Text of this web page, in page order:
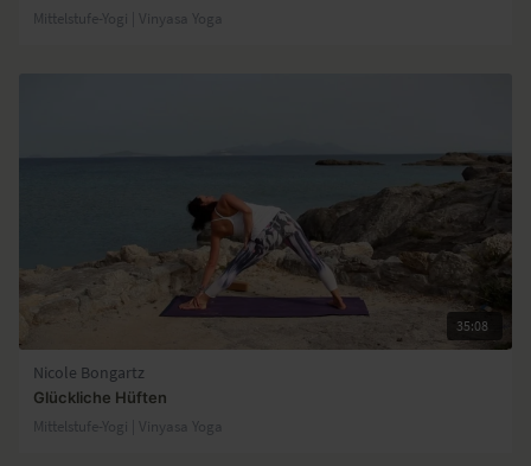
Mittelstufe-Yogi | Vinyasa Yoga
35:08
Nicole Bongartz
Glückliche Hüften
Mittelstufe-Yogi | Vinyasa Yoga